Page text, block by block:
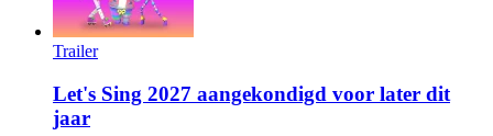
Trailer
Let's Sing 2027 aangekondigd voor later dit
jaar